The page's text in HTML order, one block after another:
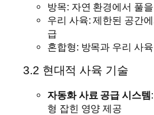
방목: 자연 환경에서 풀
우리 사육: 제한된 공간
급
혼합형: 방목과 우리 사
3.2 현대적 사육 기술
자동화 사료 공급 시스템
형 잡힌 영양 제공